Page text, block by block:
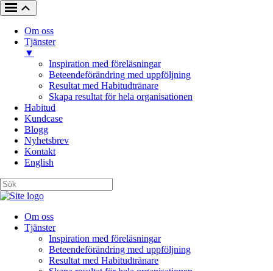
Om oss
Tjänster
▼
Inspiration med föreläsningar
Beteendeförändring med uppföljning
Resultat med Habitudtränare
Skapa resultat för hela organisationen
Habitud
Kundcase
Blogg
Nyhetsbrev
Kontakt
English
Om oss
Tjänster
Inspiration med föreläsningar
Beteendeförändring med uppföljning
Resultat med Habitudtränare